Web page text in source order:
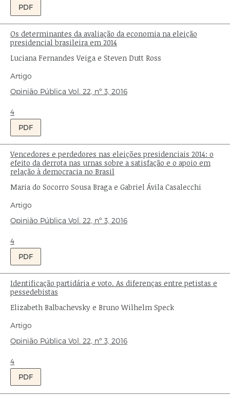
PDF
Título:
Os determinantes da avaliação da economia na eleição
presidencial brasileira em 2014
Autores:
Luciana Fernandes Veiga e Steven Dutt Ross
Tipo
publicação:
Artigo
Origem:
Opinião Pública Vol. 22, nº 3, 2016
Ondas:
4
PDF
Título:
Vencedores e perdedores nas eleições presidenciais 2014: o
efeito da derrota nas urnas sobre a satisfação e o apoio em
relação à democracia no Brasil
Autores:
Maria do Socorro Sousa Braga e Gabriel Ávila Casalecchi
Tipo
publicação:
Artigo
Origem:
Opinião Pública Vol. 22, nº 3, 2016
Ondas:
4
PDF
Título:
Identificação partidária e voto. As diferenças entre petistas e
pessedebistas
Autores:
Elizabeth Balbachevsky e Bruno Wilhelm Speck
Tipo
publicação:
Artigo
Origem:
Opinião Pública Vol. 22, nº 3, 2016
Ondas:
4
PDF